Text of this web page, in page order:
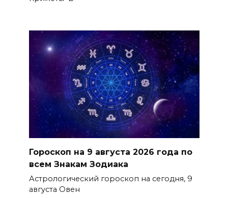
Гороскоп на 9 августа 2026 года по
всем Знакам Зодиака
Астрологический гороскоп на сегодня, 9
августа Овен